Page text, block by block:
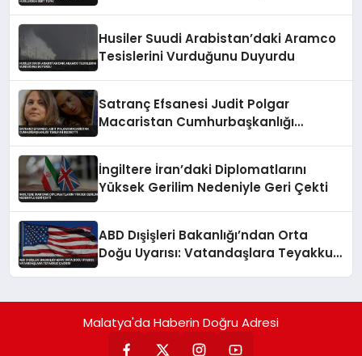
Husiler Suudi Arabistan’daki Aramco
Tesislerini Vurduğunu Duyurdu
Satranç Efsanesi Judit Polgar
Macaristan Cumhurbaşkanlığı
İngiltere İran’daki Diplomatlarını
Yüksek Gerilim Nedeniyle Geri Çekti
ABD Dışişleri Bakanlığı’ndan Orta
Doğu Uyarısı: Vatandaşlara Teyakkuz
Malatya'da Haberin Doğru Adresi